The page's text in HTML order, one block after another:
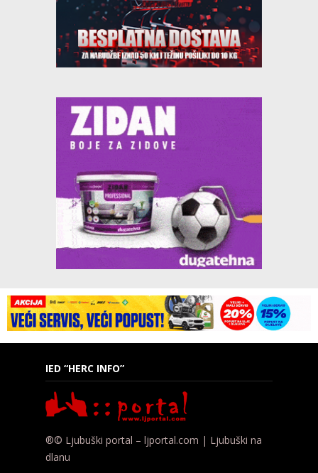
IED “HERC INFO”
®© Ljubuški portal – ljportal.com | Ljubuški na
dlanu